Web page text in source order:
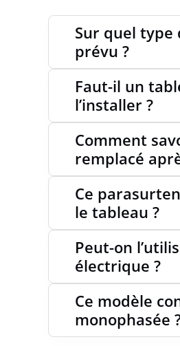
Sur quel type
prévu ?
Faut-il un
l’installer ?
Comment
remplacé
Ce
le tableau ?
Peut-on
électrique ?
Ce modèle
monophasée